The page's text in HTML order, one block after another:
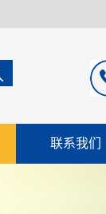
联系我们